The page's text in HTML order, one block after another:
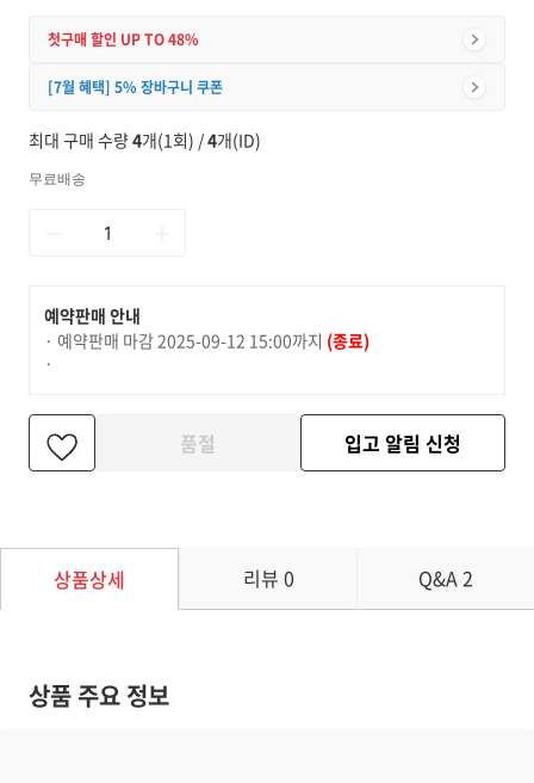
첫구매 할인 UP TO 48%
[7월 혜택] 5% 장바구니 쿠폰
최대 구매 수량4개(1회) /4개(ID)
무료배송
예약판매 안내
· 예약판매 마감2025-09-12 15:00까지 (종료)
·
품절 입고 알림 신청
상품상세 리뷰 0 Q&A2
상품 주요 정보